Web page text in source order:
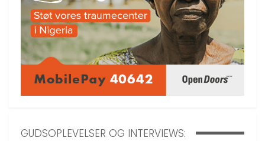
GUDSOPLEVELSER OG INTERVIEWS: